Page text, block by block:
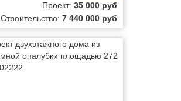
Проект: 35 000 руб
Строительство: 7 440 000 руб